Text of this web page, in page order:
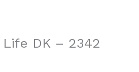
DK – 2342